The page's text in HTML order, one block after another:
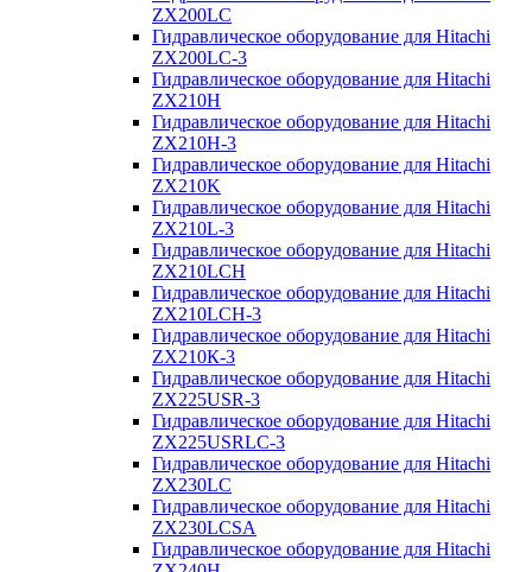
ZX200LC
Гидравлическое оборудование для Hitachi
ZX200LC-3
Гидравлическое оборудование для Hitachi
ZX210H
Гидравлическое оборудование для Hitachi
ZX210H-3
Гидравлическое оборудование для Hitachi
ZX210K
Гидравлическое оборудование для Hitachi
ZX210L-3
Гидравлическое оборудование для Hitachi
ZX210LCH
Гидравлическое оборудование для Hitachi
ZX210LCH-3
Гидравлическое оборудование для Hitachi
ZX210К-3
Гидравлическое оборудование для Hitachi
ZX225USR-3
Гидравлическое оборудование для Hitachi
ZX225USRLC-3
Гидравлическое оборудование для Hitachi
ZX230LC
Гидравлическое оборудование для Hitachi
ZX230LCSA
Гидравлическое оборудование для Hitachi